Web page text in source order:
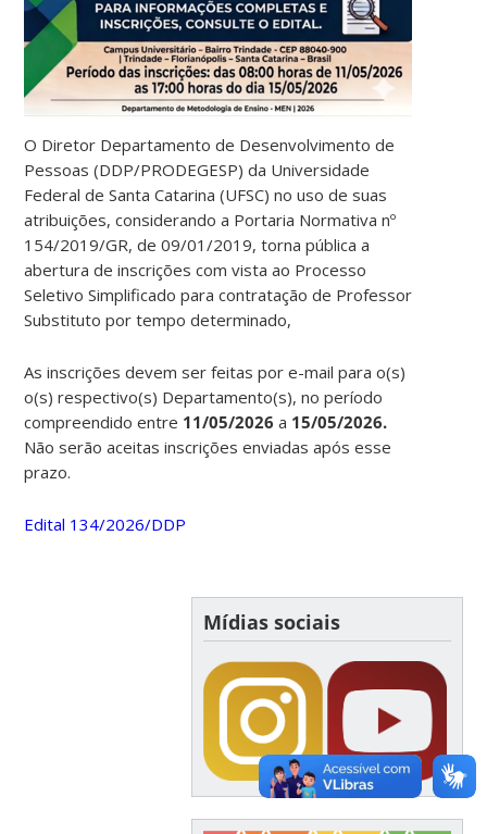
O Diretor Departamento de Desenvolvimento de
Pessoas (DDP/PRODEGESP) da Universidade
Federal de Santa Catarina (UFSC) no uso de suas
atribuições, considerando a Portaria Normativa nº
154/2019/GR, de 09/01/2019, torna pública a
abertura de inscrições com vista ao Processo
Seletivo Simplificado para contratação de Professor
Substituto por tempo determinado,
As inscrições devem ser feitas por e-mail para o(s)
o(s) respectivo(s) Departamento(s),no período
compreendido entre 11/05/2026 a 15/05/2026.
Não serão aceitas inscrições enviadas após esse
prazo.
Edital 134/2026/DDP
Mídias sociais